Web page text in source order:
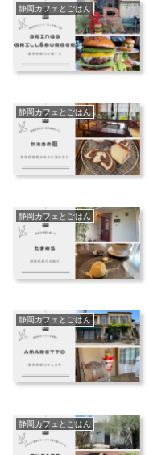
静岡カフェとごはん
静岡カフェとごはん
静岡カフェとごはん
静岡カフェとごはん
静岡カフェとごはん